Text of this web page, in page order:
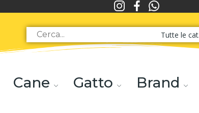
Cane Gatto Brand